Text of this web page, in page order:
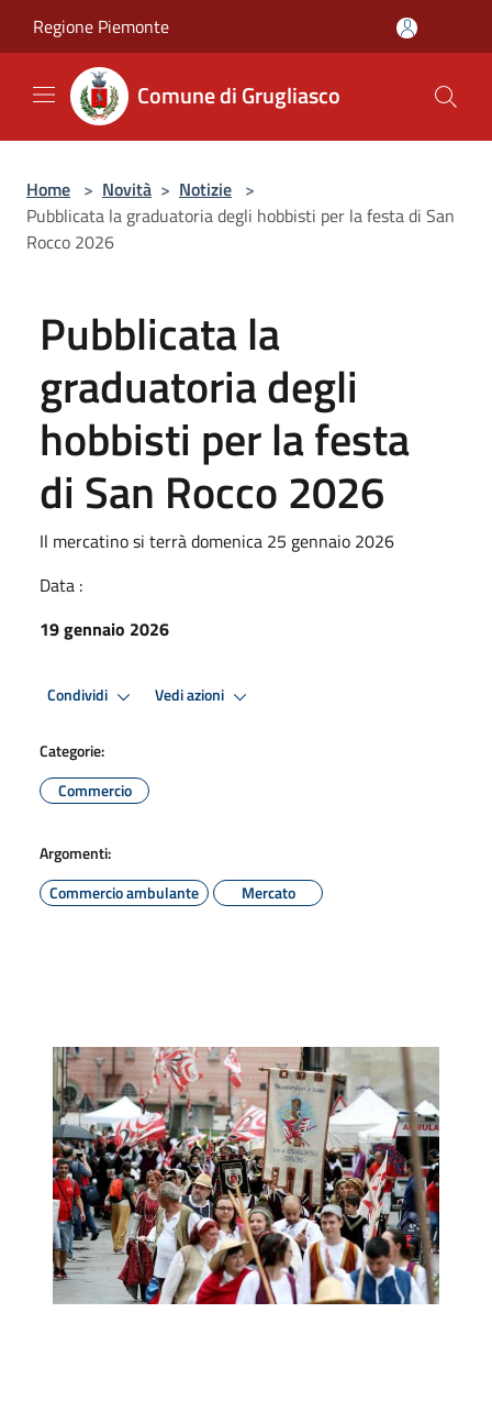
Regione Piemonte
Comune di Grugliasco
Home > Novità > Notizie >
Pubblicata la graduatoria degli hobbisti per la festa di San
Rocco 2026
Pubblicata la
graduatoria degli
hobbisti per la festa
di San Rocco 2026
Il mercatino si terrà domenica 25 gennaio 2026
Data :
19 gennaio 2026
Condividi Vedi azioni
Categorie:
Commercio
Argomenti:
Commercio ambulante
Mercato